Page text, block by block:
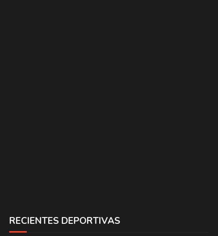
RECIENTES DEPORTIVAS